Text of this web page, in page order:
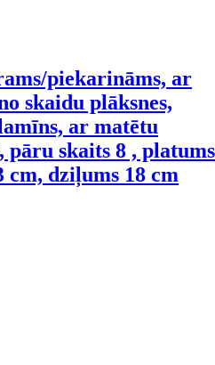
piekarināms, ar
skaidu plāksnes,
ar matētu
skaits 8 , platums
cm, dziļums 18 cm